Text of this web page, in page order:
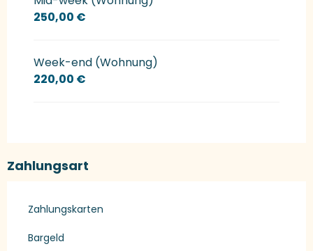
250,00 €
Week-end (Wohnung)
220,00 €
Zahlungsart
Zahlungskarten
Bargeld